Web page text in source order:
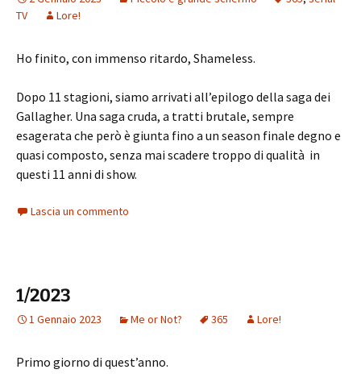
TV
Lore!
Ho finito, con immenso ritardo, Shameless.
Dopo 11 stagioni, siamo arrivati all’epilogo della saga dei
Gallagher. Una saga cruda, a tratti brutale, sempre
esagerata che però è giunta fino a un season finale degno e
quasi composto, senza mai scadere troppo di qualità in
questi 11 anni di show.
Lascia un commento
1/2023
1 Gennaio 2023 Me or Not? 365 Lore!
Primo giorno di quest’anno.